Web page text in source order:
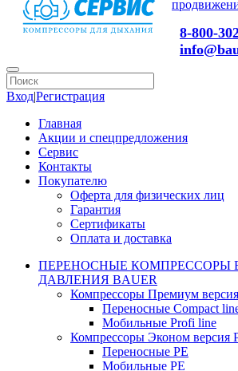
8-800-
Вход|Регистрация
Главная
Акции и спецпредложения
Сервис
Контакты
Покупателю
Оферта для физических лиц
Гарантия
Сертификаты
Оплата и доставка
ПЕРЕНОСНЫЕ КОМПРЕССОРЫ
ДАВЛЕНИЯ BAUER
Компрессоры Премиум
Переносные Compact
Мобильные Profi line
Компрессоры Эконом версия
Переносные PE
Мобильные PE